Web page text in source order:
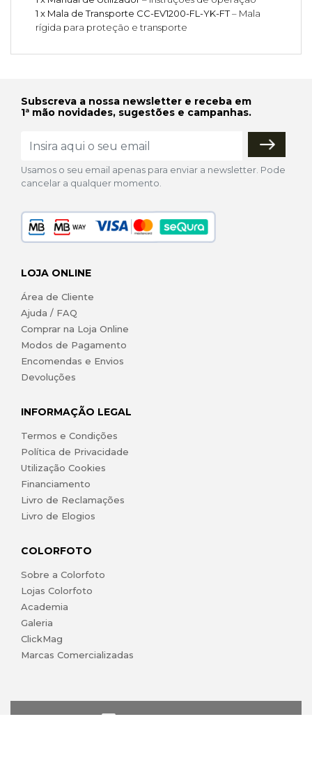
1 x Mala de Transporte CC-EV1200-FL-YK-FT– Mala
rígida para proteção e transporte
Subscreva a nossa newsletter e receba em
1ª mão novidades, sugestões e campanhas.
Usamos o seu email apenas para enviar a newsletter. Pode
cancelar a qualquer momento.
LOJA ONLINE
Área de Cliente
Ajuda / FAQ
Comprar na Loja Online
Modos de Pagamento
Encomendas e Envios
Devoluções
INFORMAÇÃO LEGAL
Termos e Condições
Política de Privacidade
Utilização Cookies
Financiamento
Livro de Reclamações
Livro de Elogios
COLORFOTO
Sobre a Colorfoto
Lojas Colorfoto
Academia
Galeria
ClickMag
Marcas Comercializadas
lojaonline@colorfoto.pt